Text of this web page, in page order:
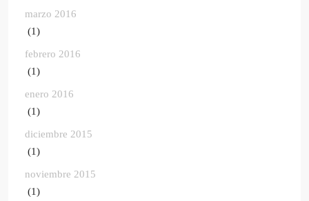
marzo 2016
(1)
febrero 2016
(1)
enero 2016
(1)
diciembre 2015
(1)
noviembre 2015
(1)